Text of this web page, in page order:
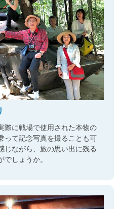
際に戦場で使用された本物の
って記念写真を撮ることも可
じながら、旅の思い出に残る
しょうか。